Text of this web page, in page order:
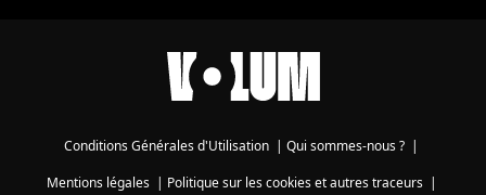
Conditions Générales d'Utilisation | Qui sommes-nous ? |
Mentions légales| Politique sur les cookies et autres traceurs|